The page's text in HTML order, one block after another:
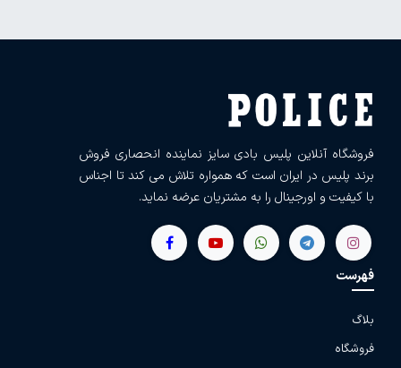
فروشگاه آنلاین پلیس بادی سایز نماینده انحصاری فروش
برند پلیس در ایران است که همواره تلاش می کند تا اجناس
با کیفیت و اورجینال را به مشتریان عرضه نماید.
فهرست
بلاگ
فروشگاه